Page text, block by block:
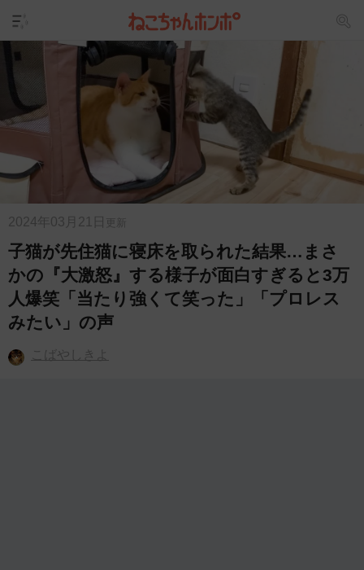
2024年03月21日 更新
子猫が先住猫に寝床を取られた結果…まさ
かの『大激怒』する様子が面白すぎると3万
人爆笑「当たり強くて笑った」「プロレス
みたい」の声
こばやしきよ